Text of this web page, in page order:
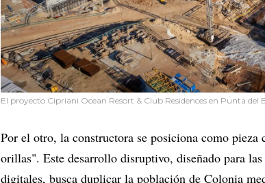
El proyecto Cipriani Ocean Resort & Club Residences en Punta del
Por el otro, la constructora se posiciona como pieza
orillas". Este desarrollo disruptivo, diseñado para las
digitales, busca duplicar la población de Colonia